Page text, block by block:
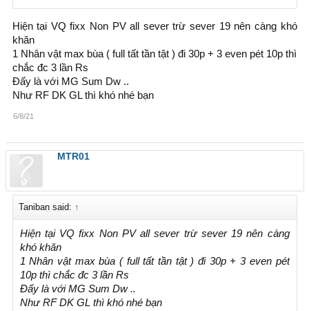
Hiện tại VQ fixx Non PV all sever trừ sever 19 nên càng khó
khăn
1 Nhân vật max bùa ( full tất tần tật ) đi 30p + 3 even pét 10p thì
chắc đc 3 lần Rs
Đấy là với MG Sum Dw ..
Như RF DK GL thì khó nhé bạn
6/8/21
MTR01
Taniban said: ↑
Hiện tại VQ fixx Non PV all sever trừ sever 19 nên càng
khó khăn
1 Nhân vật max bùa ( full tất tần tật ) đi 30p + 3 even pét
10p thì chắc đc 3 lần Rs
Đấy là với MG Sum Dw ..
Như RF DK GL thì khó nhé bạn